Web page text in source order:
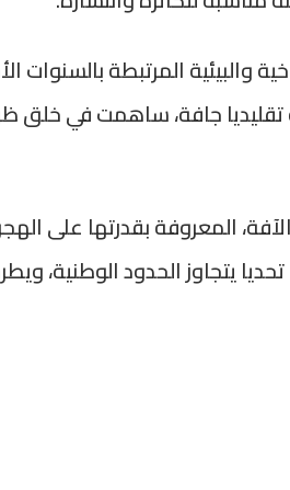
والبيئية المرتبطة
جافة، ساهمت في خلق
المعروفة بقدرتها على
يتجاوز الحدود الوطنية،